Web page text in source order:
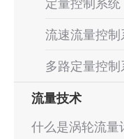
定量控制系统
流速流量控制
多路定量控制
流量技术
什么是涡轮流量